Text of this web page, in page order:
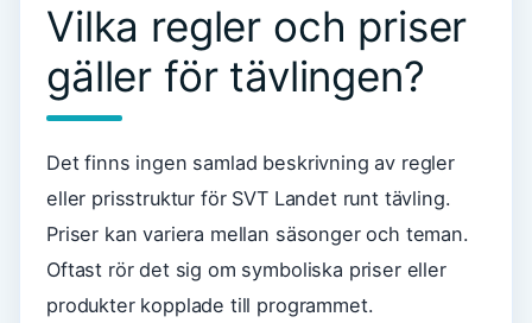
Vilka regler och priser
gäller för tävlingen?
Det finns ingen samlad beskrivning av regler
eller prisstruktur för SVT Landet runt tävling.
Priser kan variera mellan säsonger och teman.
Oftast rör det sig om symboliska priser eller
produkter kopplade till programmet.